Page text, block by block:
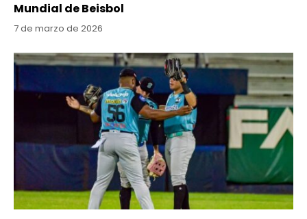
Mundial de Beisbol
7 de marzo de 2026